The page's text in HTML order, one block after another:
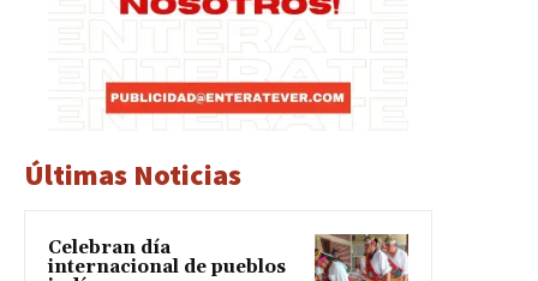
Últimas Noticias
Celebran día
internacional de pueblos